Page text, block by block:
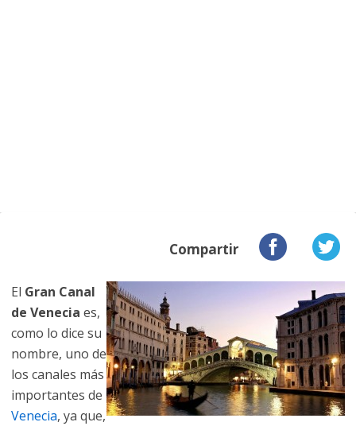
Compartir
El Gran Canal
de Venecia es,
como lo dice su
nombre, uno de
los canales más
importantes de
Venecia, ya que,